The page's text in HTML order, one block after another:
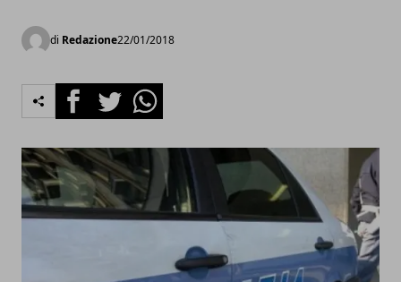
di Redazione22/01/2018
FacebookTwitterWhatsapp